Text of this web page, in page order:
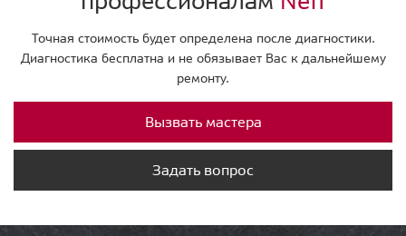
Точная стоимость будет определена после диагностики.
Диагностика бесплатна и не обязывает Вас к дальнейшему
ремонту.
Вызвать мастера
Задать вопрос